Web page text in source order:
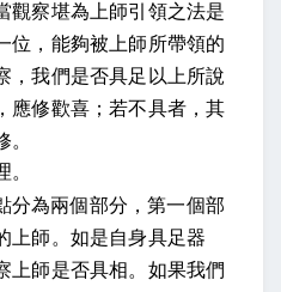
觀察堪為上師引領之法是
位，能夠被上師所帶領的
，我們是否具足以上所說
應修歡喜；若不具者，其
分為兩個部分，第一個部
師。 如是自身具足器
上師是否具相。如果我們